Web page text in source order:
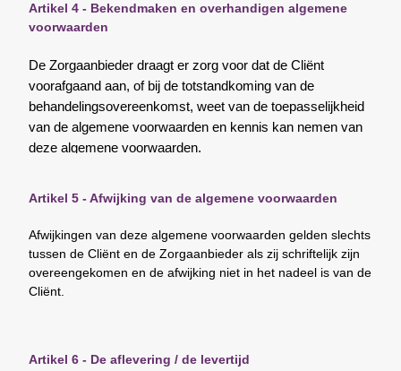
Artikel 4 - Bekendmaken en overhandigen algemene
voorwaarden
De Zorgaanbieder draagt er zorg voor dat de Cliënt
voorafgaand aan, of bij de totstandkoming van de
behandelingsovereenkomst, weet van de toepasselijkheid
van de algemene voorwaarden en kennis kan nemen van
deze algemene voorwaarden.
Artikel 5 - Afwijking van de algemene voorwaarden
Afwijkingen van deze algemene voorwaarden gelden slechts
tussen de Cliënt en de Zorgaanbieder als zij schriftelijk zijn
overeengekomen en de afwijking niet in het nadeel is van de
Cliënt.
Artikel 6 - De aflevering / de levertijd